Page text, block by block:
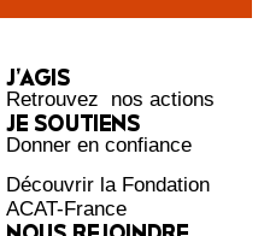
J’AGIS
Retrouvez nos actions
JE SOUTIENS
Donner en confiance
Découvrir la Fondation
ACAT-France